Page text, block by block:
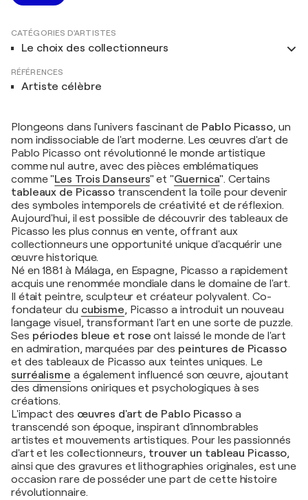
CATÉGORIES D'ARTISTES
Le choix des collectionneurs
RÉFÉRENCES
Artiste célèbre
Plongeons dans l'univers fascinant de Pablo Picasso, un
nom indissociable de l'art moderne. Les œuvres d'art de
Pablo Picasso ont révolutionné le monde artistique
comme nul autre, avec des pièces emblématiques
comme"Les Trois Danseurs"et"Guernica". Certains
tableaux de Picasso transcendent la toile pour devenir
des symboles intemporels de créativité et de réflexion.
Aujourd'hui, il est possible de découvrir des tableaux de
Picasso les plus connus en vente, offrant aux
collectionneurs une opportunité unique d'acquérir une
œuvre historique.
Né en 1881 à Málaga, en Espagne, Picasso a rapidement
acquis une renommée mondiale dans le domaine de l'art.
Il était peintre, sculpteur et créateur polyvalent. Co-
fondateur du cubisme, Picasso a introduit un nouveau
langage visuel, transformant l'art en une sorte de puzzle.
Ses périodes bleue et rose ont laissé le monde de l'art
en admiration, marquées par des peintures de Picasso
et des tableaux de Picasso aux teintes uniques. Le
surréalisme a également influencé son œuvre, ajoutant
des dimensions oniriques et psychologiques à ses
créations.
L'impact des œuvres d'art de Pablo Picassoa
transcendé son époque, inspirant d'innombrables
artistes et mouvements artistiques. Pour les passionnés
d'art et les collectionneurs, trouver un tableau Picasso,
ainsi que des gravures et lithographies originales, est une
occasion rare de posséder une part de cette histoire
révolutionnaire.